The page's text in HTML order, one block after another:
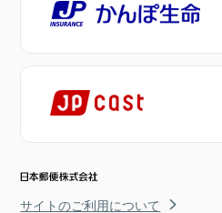
サイトのご利用について